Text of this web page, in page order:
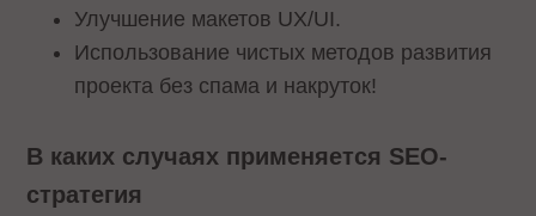
Улучшение макетов UX/UI.
Использование чистых методов развития
проекта без спама и накруток!
В каких случаях применяется SEO-
стратегия